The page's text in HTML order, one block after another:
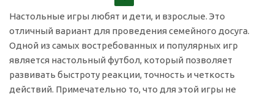
Настольные игры любят и дети, и взрослые. Это
отличный вариант для проведения семейного досуга.
Одной из самых востребованных и популярных игр
является настольный футбол, который позволяет
развивать быстроту реакции, точность и четкость
действий. Примечательно то, что для этой игры не